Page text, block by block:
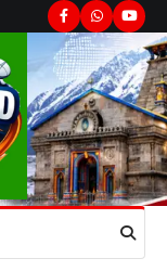
Facebook
Whatsapp